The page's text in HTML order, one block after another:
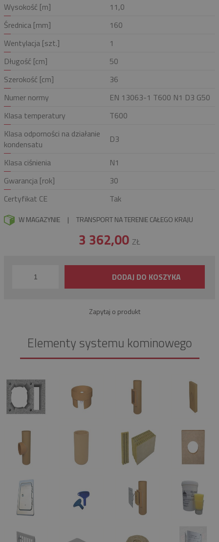
Wysokość [m]
11,0
Średnica [mm]
160
Wentylacja [szt.]
1
Długość [cm]
50
Szerokość [cm]
36
Numer normy
EN 13063-1 T600 N1 D3 G50
Klasa temperatury
T600
Klasa odporności na działanie
kondensatu
D3
Klasa ciśnienia
N1
Gwarancja [rok]
30
Certyfikat CE
Tak
W MAGAZYNIE | TRANSPORT NA TERENIE CAŁEGO KRAJU
3 362,00 ZŁ
DODAJ DO KOSZYKA
Zapytaj o produkt
Elementy systemu kominowego